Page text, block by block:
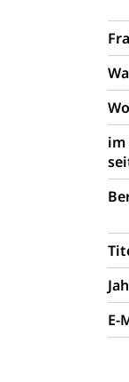
im
E-
Bestattung,
Erbschaft,
Militär,
Wehrpflicht,